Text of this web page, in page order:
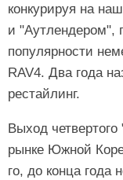
конкурируя на
и "Аутлендером",
популярности
RAV4. Два года
рестайлинг.
Выход
рынке Южной
го, до конца года